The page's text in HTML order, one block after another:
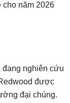
cho năm 2026
đang nghiên cứu
được
đại chúng.